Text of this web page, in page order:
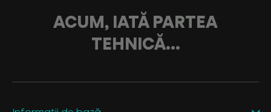
ACUM, IATĂ PARTEA
TEHNICĂ...